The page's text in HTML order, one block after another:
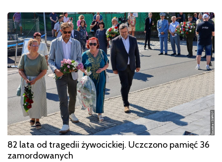
82 lata od tragedii żywocickiej. Uczczono pamięć 36
zamordowanych